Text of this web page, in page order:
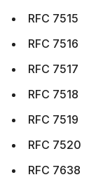
RFC 7515
RFC 7516
RFC 7517
RFC 7518
RFC 7519
RFC 7520
RFC 7638